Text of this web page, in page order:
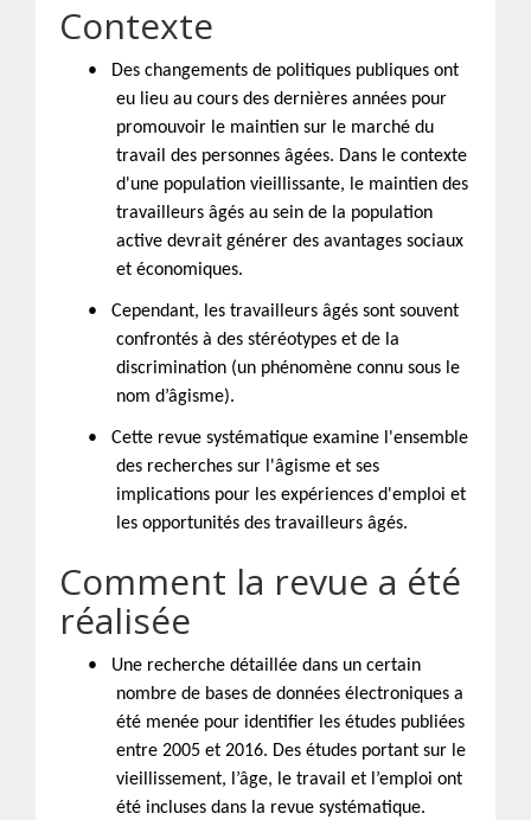
Contexte
•
Des changements de politiques publiques ont
eu lieu au cours des dernières années pour
promouvoir le maintien sur le marché du
travail des personnes âgées. Dans le contexte
d'une population vieillissante, le maintien des
travailleurs âgés au sein de la population
active devrait générer des avantages sociaux
et économiques.
•
Cependant, les travailleurs âgés sont souvent
confrontés à des stéréotypes et de la
discrimination (un phénomène connu sous le
nom d’âgisme).
•
Cette revue systématique examine l'ensemble
des recherches sur l'âgisme et ses
implications pour les expériences d'emploi et
les opportunités des travailleurs âgés.
Comment la revue a été
réalisée
•
Une recherche détaillée dans un certain
nombre de bases de données électroniques a
été menée pour identifier les études publiées
entre 2005 et 2016. Des études portant sur le
vieillissement, l’âge, le travail et l’emploi ont
été incluses dans la revue systématique.